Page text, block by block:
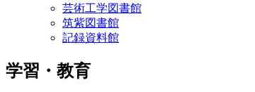
芸術工学図書館
筑紫図書館
記録資料館
学習・教育